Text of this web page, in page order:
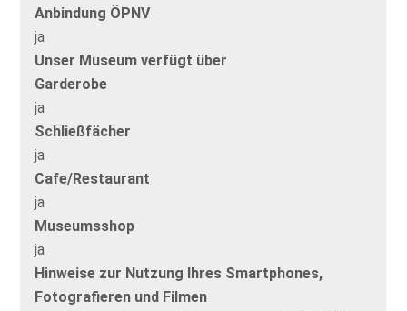
Anbindung ÖPNV
ja
Unser Museum verfügt über
Garderobe
ja
Schließfächer
ja
Cafe/Restaurant
ja
Museumsshop
ja
Hinweise zur Nutzung Ihres Smartphones,
Fotografieren und Filmen